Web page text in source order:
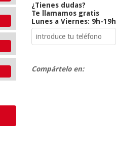
¿Tienes dudas?
Te llamamos gratis
Lunes a Viernes: 9h-19h
Compártelo en: